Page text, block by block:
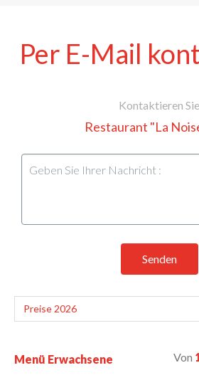
Per E-Mail
Kontaktieren Sie
Restaurant "La
Senden
Menü Erwachsene Von